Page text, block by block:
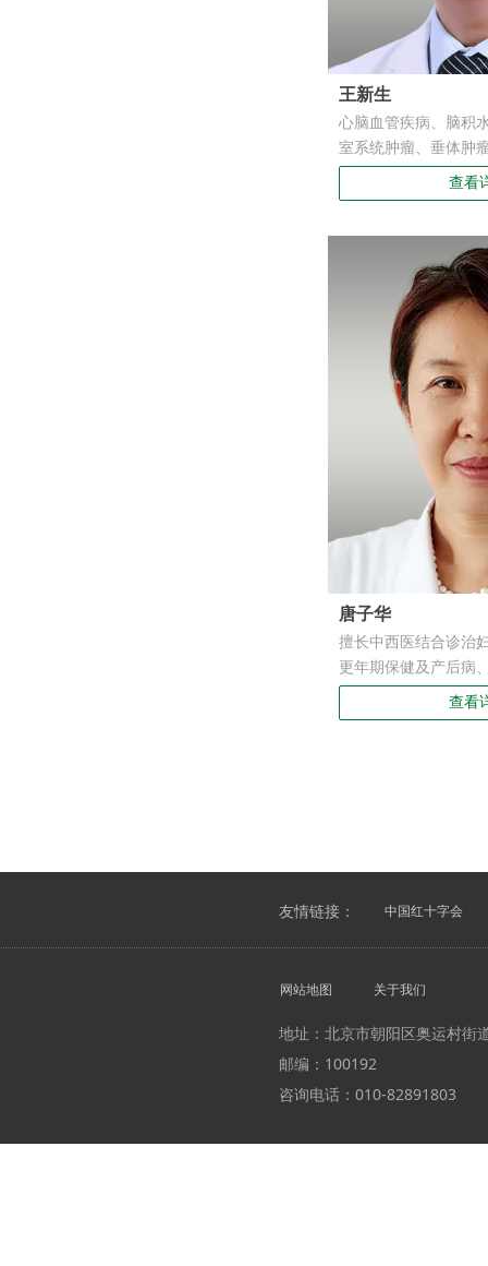
王新生
心脑血管疾病、脑积
室系统肿瘤、垂体肿
治疗；擅长神经内镜
查看
唐子华
擅长中西医结合诊治
更年期保健及产后病
验。
查看
友情链接： 中国红十字会
地址：北京市朝阳区奥运村街
邮编：100192
咨询电话：010-82891803
网站地图 关于我们